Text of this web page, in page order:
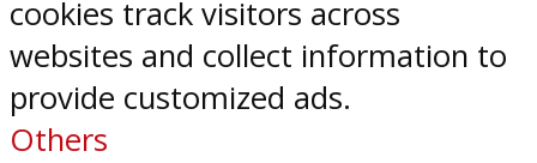
cookies track visitors across
websites and collect information to
provide customized ads.
Others